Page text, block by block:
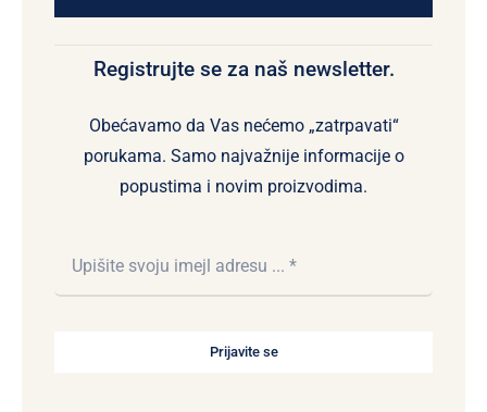
Registrujte se za naš newsletter.
Obećavamo da Vas nećemo „zatrpavati“
porukama. Samo najvažnije informacije o
popustima i novim proizvodima.
Prijavite se